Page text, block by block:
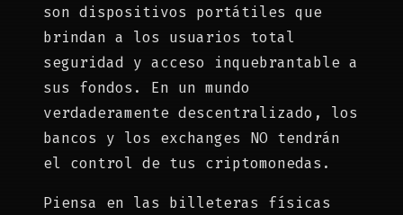
son dispositivos portátiles que
brindan a los usuarios total
seguridad y acceso inquebrantable a
sus fondos. En un mundo
verdaderamente descentralizado, los
bancos y los exchanges NO tendrán
el control de tus criptomonedas.
Piensa en las billeteras físicas